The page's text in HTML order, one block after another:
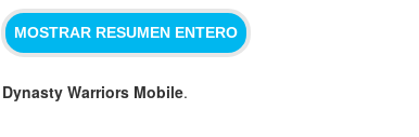
MOSTRAR RESUMEN ENTERO
Dynasty Warriors Mobile.